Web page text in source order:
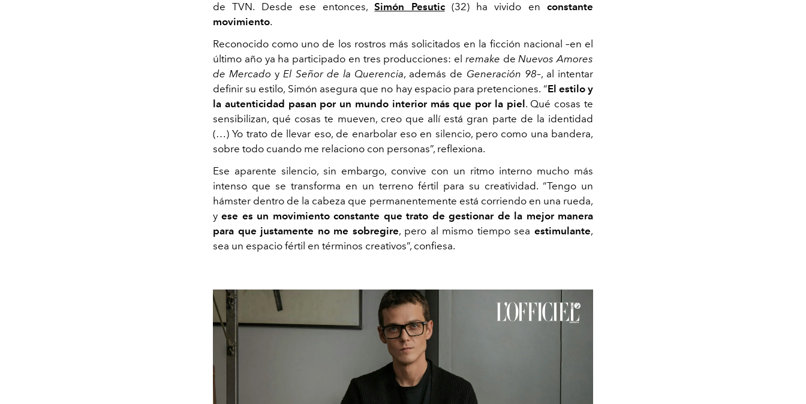
de TVN. Desde ese entonces,Simón Pesutic(32) ha vivido enconstante
movimiento.
Reconocido como uno de los rostros más solicitados en la ficción nacional –en el
último año ya ha participado en tres producciones: el remake deNuevos Amores
de MercadoyEl Señor de la Querencia, además de Generación 98–, al intentar
definir su estilo, Simón asegura que no hay espacio para pretenciones. “El estilo y
la autenticidad pasan por un mundo interior más que por la piel . Qué cosas te
sensibilizan, qué cosas te mueven, creo que allí está gran parte de la identidad
(…) Yo trato de llevar eso, de enarbolar eso en silencio, pero como una bandera,
sobre todo cuando me relaciono con personas”, reflexiona.
Ese aparente silencio, sin embargo, convive con un ritmo interno mucho más
intenso que se transforma en un terreno fértil para su creatividad. “Tengo un
hámster dentro de la cabeza que permanentemente está corriendo en una rueda,
yese es un movimiento constante que trato de gestionar de la mejor manera
para que justamente no me sobregire, pero al mismo tiempo seaestimulante,
sea un espacio fértil en términos creativos”, confiesa.